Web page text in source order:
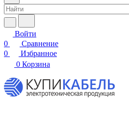
Войти
0
Сравнение
0
Избранное
0 Корзина